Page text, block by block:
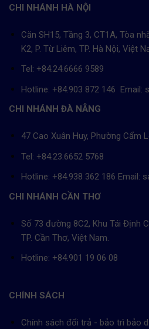
CHI NHÁNH HÀ NỘI
Căn SH15, Tầng 3, CT1A, Tòa
K2, P. Từ Liêm, TP. Hà Nội, Việt
Tel: +84.24.6666 9589
Hotline: +84.903 872 146 Email:
CHI NHÁNH ĐÀ NẴNG
47 Cao Xuân Huy, Phường Cẩm
Tel: +84.23.6652 5768
Hotline: +84.938 362 186 Email:
CHI NHÁNH CẦN THƠ
Số 73 đường 8C2, Khu Tái Định
TP. Cần Thơ, Việt Nam.
Hotline: +84.901 19 06 08
CHÍNH SÁCH
Chính sách đổi trả - bảo trì bảo